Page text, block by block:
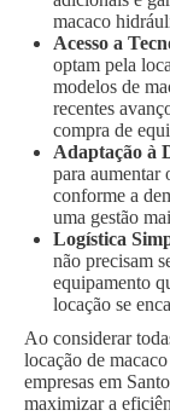
macaco
Acesso a
optam pela
modelos de
recentes
compra de
Adaptação à
para aumentar
conforme a
uma gestão
Logística
não precisam
equipamento
locação se
Ao considerar
locação de
empresas em
maximizar a